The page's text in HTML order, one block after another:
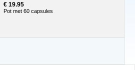
€ 19.95
Pot met 60 capsules